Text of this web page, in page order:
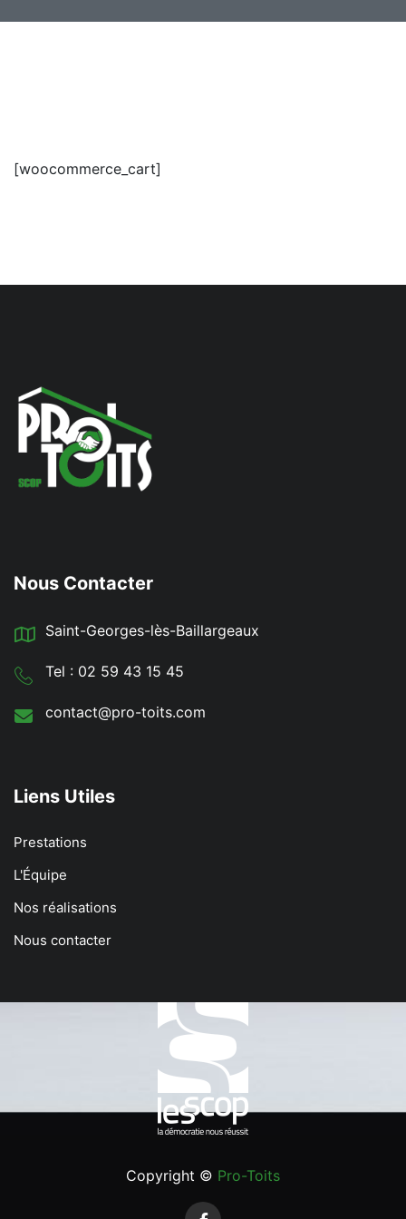
[woocommerce_cart]
Nous Contacter
Saint-Georges-lès-Baillargeaux
Tel : 02 59 43 15 45
contact@pro-toits.com
Liens Utiles
Prestations
L'Équipe
Nos réalisations
Nous contacter
Copyright © Pro-Toits